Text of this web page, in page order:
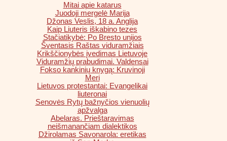
Mitai apie katarus
Juodoji mergelė Marija
Džonas Veslis, 18 a. Anglija
Kaip Liuteris iškabino tezes
Stačiatikybė: Po Bresto unijos
Šventasis Raštas viduramžiais
Krikščionybės įvedimas Lietuvoje
Viduramžių prabudimai. Valdensai
Fokso kankinių knygą: Kruvinoji
Meri
Lietuvos protestantai: Evangelikai
liuteronai
Senovės Rytų bažnyčios vienuolių
apžvalga
Abelaras. Prieštaravimas
neišmanančiam dialektikos
Džirolamas Savonarola: eretikas